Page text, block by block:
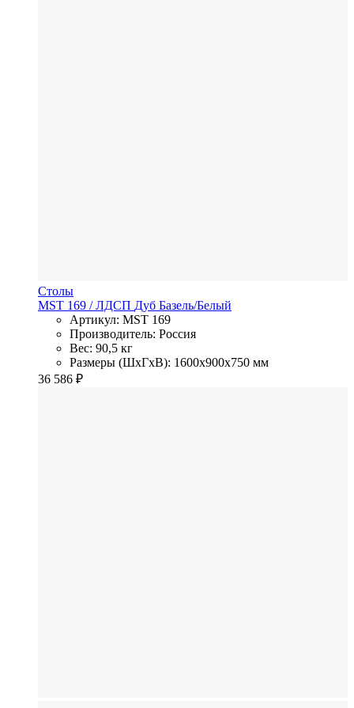
Столы
MST 169 / ЛДСП Дуб Базель/Белый
Артикул: MST 169
Производитель: Россия
Вес: 90,5 кг
Размеры (ШхГхВ): 1600x900x750 мм
36 586 ₽